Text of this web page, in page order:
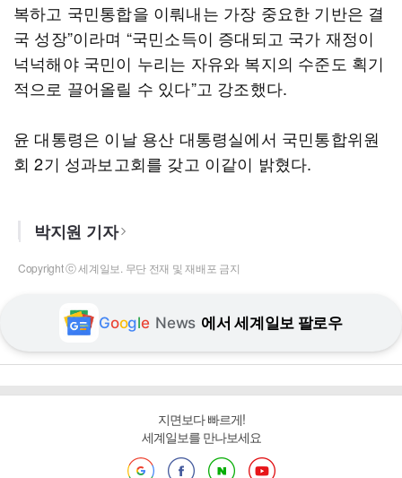
복하고 국민통합을 이뤄내는 가장 중요한 기반은 결
국 성장”이라며 “국민소득이 증대되고 국가 재정이
넉넉해야 국민이 누리는 자유와 복지의 수준도 획기
적으로 끌어올릴 수 있다”고 강조했다.
윤 대통령은 이날 용산 대통령실에서 국민통합위원
회 2기 성과보고회를 갖고 이같이 밝혔다.
박지원 기자
Copyright ⓒ 세계일보. 무단 전재 및 재배포 금지
Google News 에서 세계일보 팔로우
지면보다 빠르게!
세계일보를 만나보세요